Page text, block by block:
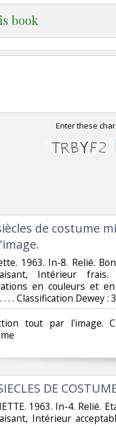
book
Enter these
de costume
1963. In-8. Relié.
Intérieur
en couleurs et
. . . Classification Dewey :
tout par l'image.
DE
1963. In-4. Relié.
Intérieur